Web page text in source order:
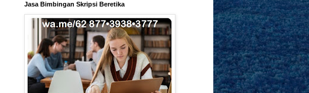
Jasa Bimbingan Skripsi Beretika